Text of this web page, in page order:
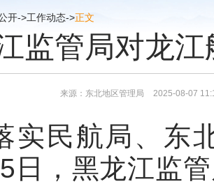
开->工作动态->正文
监管局对龙
来源：东北地区管理局 2025-08-07
民航局、东北
日，黑龙江监